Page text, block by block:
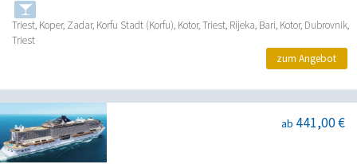
Triest, Koper, Zadar, Korfu Stadt (Korfu), Kotor, Triest, Rijeka, Bari, Kotor, Dubrovnik,
Triest
zum Angebot
ab 441,00 €